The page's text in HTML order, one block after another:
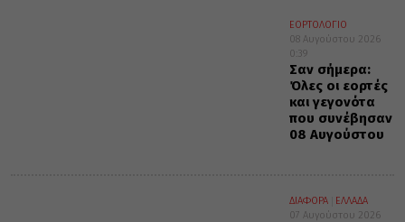
ΕΟΡΤΟΛΟΓΙΟ
08 Αυγούστου 2026
0:39
Σαν σήμερα:
Όλες οι εορτές
και γεγονότα
που συνέβησαν
08 Αυγούστου
ΔΙΑΦΟΡΑ
ΕΛΛΑΔΑ
07 Αυγούστου 2026